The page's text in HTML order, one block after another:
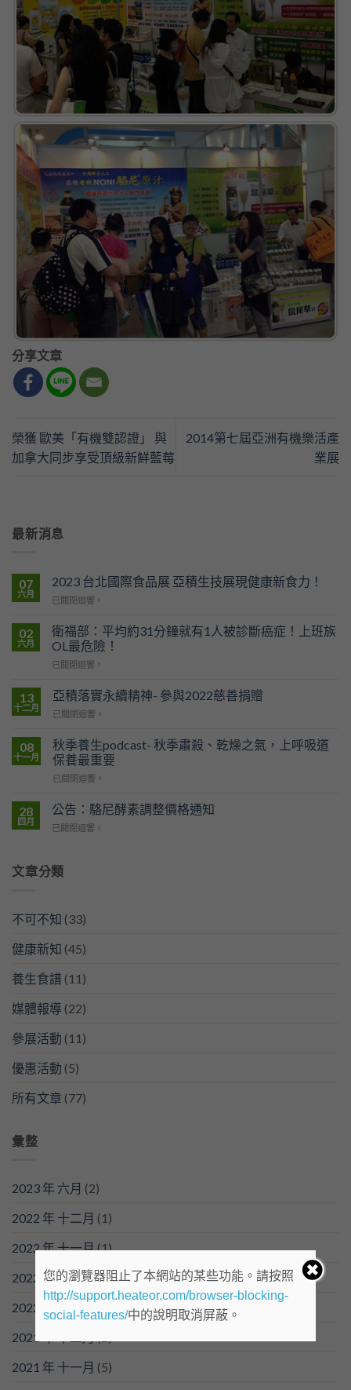
最新消息
07
六月
2023 台北國際食品展 亞積生技展現健康新食力！
2023
北
國
際
食
展
積
技
展
現
新
食
已關閉迴響。
02
六月
衛福部：平均約31分鐘就有1人被診斷癌症！上班族
OL最危險！
衛
部：
均
31
分
就
1
人
斷
癌
班
OL
最
危
險！
已關閉迴響。
13
十二月
亞積落實永續精神- 參與2022慈善捐贈
亞
落
實
永
續
神-
與
善
已關閉迴響。
08
十一月
秋季養生podcast- 秋季肅殺、乾燥之氣，上呼吸道
保養最重要
秋
養
podcast-
肅
之
上
吸
保
最
重
已關閉迴響。
28
四月
公告：駱尼酵素調整價格通知
公
尼
整
格
知
已關閉迴響。
文章分類
不可不知 (33)
健康新知 (45)
養生食譜 (11)
媒體報導 (22)
參展活動 (11)
優惠活動 (5)
所有文章 (77)
彙整
2023 年 六月 (2)
2022 年 十二月 (1)
2022 年 十一月(1)
2022 年 四月(1)
2022 年 三月(1)
2021 年 十二月
2021 年 十一月 (5)
分享文章
榮獲 歐美「有機雙認證」 與
加拿大同步享受頂級新鮮藍莓
2014第七屆亞洲有機樂活產
業展
您的瀏覽器阻止了本網站的某些功能。請按照
http://support.heateor.com/browser-blocking-
social-features/中的說明取消屏蔽。